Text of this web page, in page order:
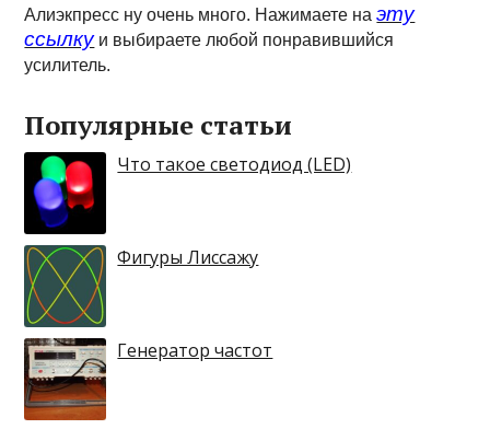
Алиэкпресс ну очень много. Нажимаете наэту
ссылкуи выбираете любой понравившийся
усилитель.
Популярные статьи
Что такое светодиод (LED)
Фигуры Лиссажу
Генератор частот